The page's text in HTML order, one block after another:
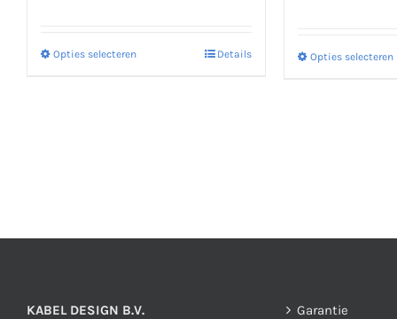
€ 61,46
Opties selecterenDit
op
Details
€
Opties selecteren
KABEL DESIGN B.V. Garantie